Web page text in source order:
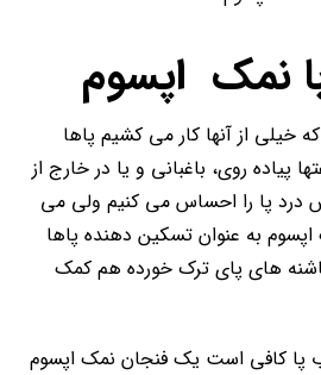
نمک اپسوم
خیلی از آنها کار می کشیم پاها
پیاده روی، باغبانی و یا در خارج از
درد پا را احساس می کنیم ولی می
به عنوان تسکین دهنده پاها
پاشنه های پای ترک خورده هم کمک
پا کافی است یک فنجان نمک اپسوم